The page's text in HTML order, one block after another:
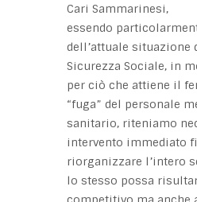
Cari Sammarinesi,
essendo
dell’attuale situazione
Sicurezza Sociale, in
per ciò che attiene il
“fuga” del personale
sanitario, riteniamo
intervento immediato
riorganizzare l’intero
lo stesso possa